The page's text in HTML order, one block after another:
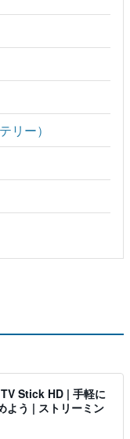
リー）
Stick HD | 手軽に
よう | ストリーミン